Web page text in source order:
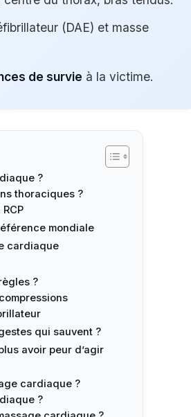
(DAE) et masse
de survie à la victime.
?
thoraciques ?
mondiale
cardiaque
?
qui sauvent ?
avoir peur d’agir
cardiaque ?
?